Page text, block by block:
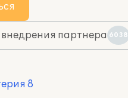
партнера 6038
8